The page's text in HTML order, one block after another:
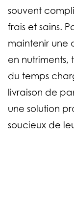
souvent
frais et sains.
maintenir une
en
du temps
livraison de
une solution
soucieux de